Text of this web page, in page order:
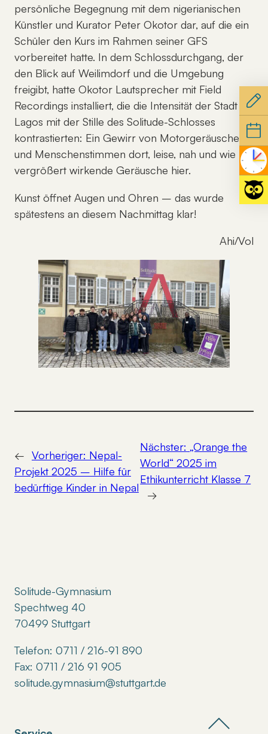
persönliche Begegnung mit dem nigerianischen
Künstler und Kurator Peter Okotor dar, auf die ein
Schüler den Kurs im Rahmen seiner GFS
vorbereitet hatte. In dem Schlossdurchgang, der
den Blick auf Weilimdorf und die Umgebung
freigibt, hatte Okotor Lautsprecher mit Field
Recordings installiert, die die Intensität der Stadt
Lagos mit der Stille des Solitude-Schlosses
kontrastierten: Ein Gewirr von Motorgeräuschen
und Menschenstimmen dort, leise, nah und wie
vergrößert wirkende Geräusche hier.
Kunst öffnet Augen und Ohren – das wurde
spätestens an diesem Nachmittag klar!
Ahi/Vol
← Vorheriger: Nepal-
Projekt 2025 – Hilfe für
bedürftige Kinder in Nepal
Nächster: „Orange the
World“ 2025 im
Ethikunterricht Klasse 7
→
Solitude-Gymnasium
Spechtweg 40
70499 Stuttgart
Telefon: 0711 / 216-91 890
Fax: 0711 / 216 91 905
solitude.gymnasium@stuttgart.de